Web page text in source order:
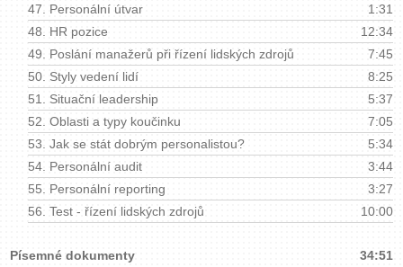
47. Personální útvar
1:31
48. HR pozice
12:34
49. Poslání manažerů při řízení lidských zdrojů
7:45
50. Styly vedení lidí
8:25
51. Situační leadership
5:37
52. Oblasti a typy koučinku
7:05
53. Jak se stát dobrým personalistou?
5:34
54. Personální audit
3:44
55. Personální reporting
3:27
56. Test - řízení lidských zdrojů 10:00
Písemné dokumenty
34:51